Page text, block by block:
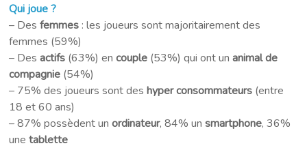
Qui joue ?
– Desfemmes : les joueurs sont majoritairement des
femmes (59%)
– Desactifs (63%) encouple (53%) qui ont unanimal de
compagnie (54%)
– 75% des joueurs sont deshyper consommateurs (entre
18 et 60 ans)
– 87% possèdent unordinateur, 84% unsmartphone, 36%
unetablette